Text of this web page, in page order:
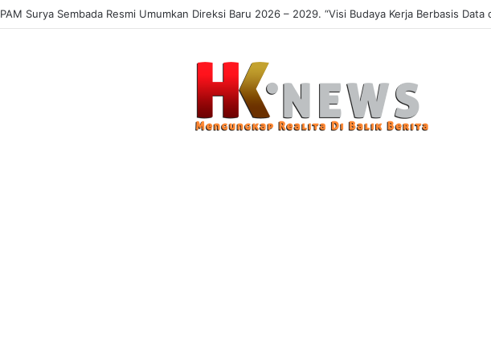
Sukses Tekan Bansos Salah Sasaran, Uji Coba Perlinsos Digital di Surabaya Hampir 100 Persen